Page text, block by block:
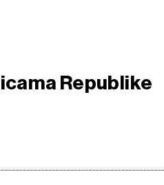
Republike